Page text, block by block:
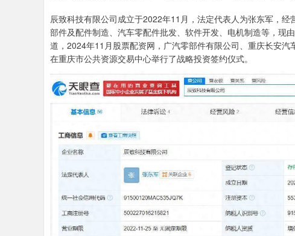
辰致科技有限公司成立于2022年11月，法定代表人为张东军，
部件及配件制造、汽车零配件批发、软件开发、电机制造等，现
道，2024年11月股票配资网，广汽零部件有限公司、重庆长安
在重庆市公共资源交易中心举行了战略投资签约仪式。